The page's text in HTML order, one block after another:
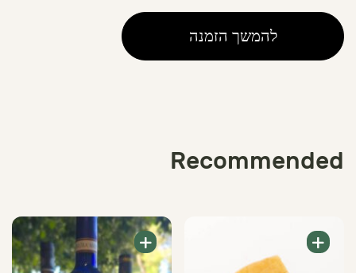
Feta
Cheese
להמשך הזמנה
Recommended
+
+